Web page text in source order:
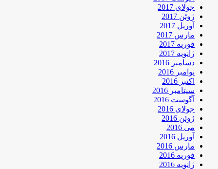
جولای 2017
ژوئن 2017
آوریل 2017
مارس 2017
فوریه 2017
ژانویه 2017
دسامبر 2016
نوامبر 2016
اکتبر 2016
سپتامبر 2016
آگوست 2016
جولای 2016
ژوئن 2016
می 2016
آوریل 2016
مارس 2016
فوریه 2016
ژانویه 2016